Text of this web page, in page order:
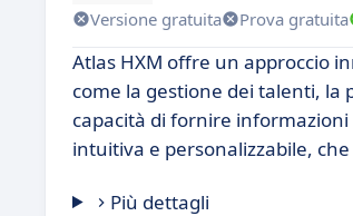
Versione gratuita Prova gratuita
Atlas HXM offre un approccio
come la gestione dei talenti, la
capacità di fornire
intuitiva e personalizzabile,
Più dettagli